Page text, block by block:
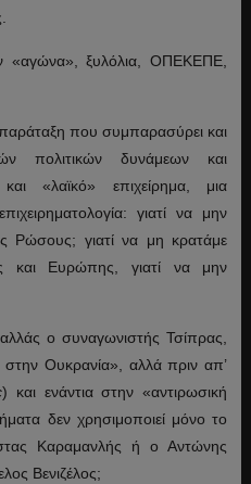
«αγώνα», ξυλόλια, ΟΠΕΚΕΠΕ,
παράταξη που συμπαρασύρει και
πολιτικών δυνάμεων και
«λαϊκό» επιχείρημα, μια
γιατί να μην
Ρώσους; γιατί να μη κρατάμε
και Ευρώπης, γιατί να μην
ο συναγωνιστής Τσίπρας,
στην Ουκρανία», αλλά πριν απ’
) και ενάντια στην «αντιρωσική
δεν χρησιμοποιεί μόνο το
Καραμανλής ή ο Αντώνης
Βενιζέλος;